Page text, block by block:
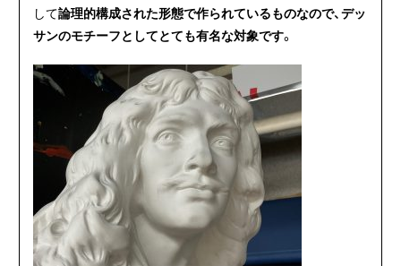
して論理的構成された形態で作られているものなので、デッ
サンのモチーフとしてとても有名な対象です。